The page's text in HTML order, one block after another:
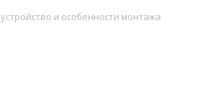
и особенности монтажа